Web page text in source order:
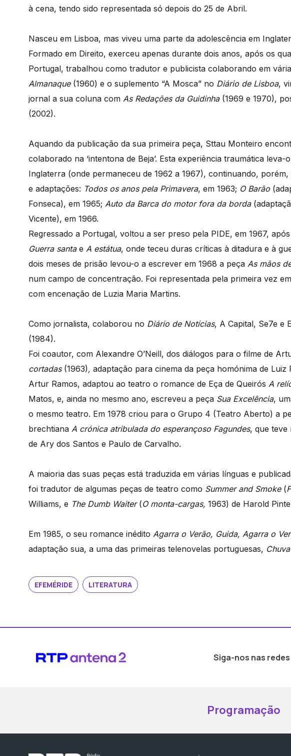
à cena, tendo sido representada só depois do 25 de Abril.
Nasceu em Lisboa, mas viveu uma parte da adolescência em
Formado em Direito, exerceu apenas durante dois anos, após os
Portugal, trabalhou como tradutor e publicista colaborando em
Almanaque(1960) e o suplemento “A Mosca” no Diário de Lisboa,
jornal a sua coluna com As Redações da Guidinha(1969 e 1970),
(2002).
Aquando da publicação da sua primeira peça, Sttau Monteiro
colaborado na ‘intentona de Beja’. Esta experiência traumática
Inglaterra (onde permaneceu de 1962 a 1967), continuando,
e adaptações: Todos os anos pela Primavera, em 1963; O Barão
Fonseca), em 1965; Auto da Barca do motor fora da borda
Vicente), em 1966.
Regressado a Portugal, voltou a ser preso pela PIDE, em 1967,
Guerra santae A estátua, onde teceu duras críticas à ditadura e à
dois meses de prisão levou-o a escrever em 1968 a peça As mãos
num campo de concentração. Foi representada pela primeira vez
com encenação de Luzia Maria Martins.
Como jornalista, colaborou no Diário de Notícias, A Capital, Se7e e
(1984).
Foi coautor, com Alexandre O’Neill, dos diálogos para o filme de
cortadas(1963), adaptação para cinema da peça homónima de
Artur Ramos, adaptou ao teatro o romance de Eça de Queirós A
Matos, e, ainda no mesmo ano, escreveu a peça Sua Excelência,
o mesmo teatro. Em 1978 criou para o Grupo 4 (Teatro Aberto) a
brechtiana A crónica atribulada do esperançoso Fagundes, que teve
de Ary dos Santos e Paulo de Carvalho.
A maioria das suas peças está traduzida em várias línguas e
foi tradutor de algumas peças de teatro como Summer and Smoke(
Williams, e The Dumb Waiter(O monta-cargas, 1963) de Harold
Em 1985, o seu romance inédito Agarra o Verão, Guida, Agarra o
adaptação sua, a uma das primeiras telenovelas portuguesas,
EFEMÉRIDE LITERATURA
Siga-nos nas
Programação